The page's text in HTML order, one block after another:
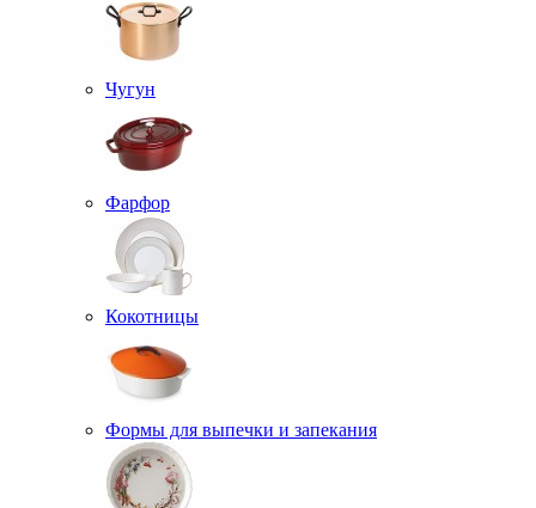
Чугун
Фарфор
Кокотницы
Формы для выпечки и запекания